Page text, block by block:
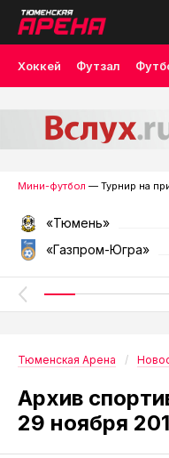
Хоккей Футзал
Мини-футбол — Турнир на
«Тюмень»
«Газпром-Югра»
Тюменская Арена
Архив
29 ноября